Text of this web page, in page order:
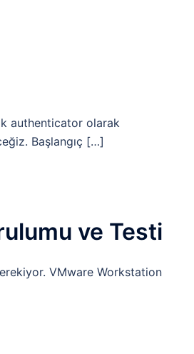
authenticator olarak
Başlangıç […]
ve Testi
VMware Workstation